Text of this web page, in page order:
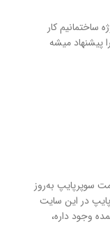
ساختمانیم کار
پیشنهاد میشه
سوپرپایپ به‌روز
در این سایت
وجود داره،